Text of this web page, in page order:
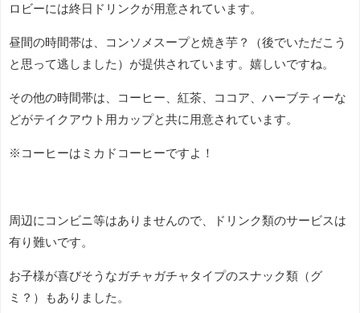
ロビーには終日ドリンクが用意されています。
昼間の時間帯は、コンソメスープと焼き芋？（後でいただこう
と思って逃しました）が提供されています。嬉しいですね。
その他の時間帯は、コーヒー、紅茶、ココア、ハーブティーな
どがテイクアウト用カップと共に用意されています。
※コーヒーはミカドコーヒーですよ！
周辺にコンビニ等はありませんので、ドリンク類のサービスは
有り難いです。
お子様が喜びそうなガチャガチャタイプのスナック類（グ
ミ？）もありました。